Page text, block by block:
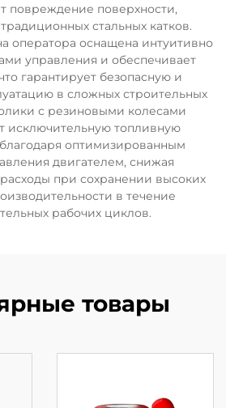
повреждение поверхности,
стальных катков.
оператора оснащена интуитивно
управления и обеспечивает
гарантирует безопасную и
в сложных строительных
с резиновыми колесами
исключительную топливную
оптимизированным
двигателем, снижая
при сохранении высоких
в течение
рабочих циклов.
товары